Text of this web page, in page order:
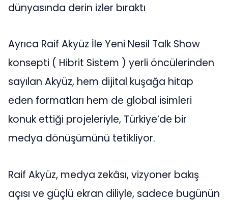
dünyasında derin izler bıraktı
Ayrıca Raif Akyüz İle Yeni Nesil Talk Show
konsepti ( Hibrit Sistem ) yerli öncülerinden
sayılan Akyüz, hem dijital kuşağa hitap
eden formatları hem de global isimleri
konuk ettiği projeleriyle, Türkiye’de bir
medya dönüşümünü tetikliyor.
Raif Akyüz, medya zekâsı, vizyoner bakış
açısı ve güçlü ekran diliyle, sadece bugünün